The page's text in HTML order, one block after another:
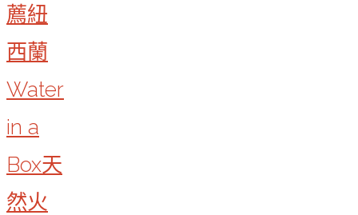
薦紐
西蘭
Water
in a
Box天
然火